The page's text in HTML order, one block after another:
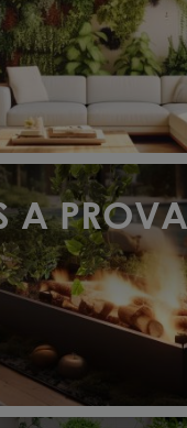
A